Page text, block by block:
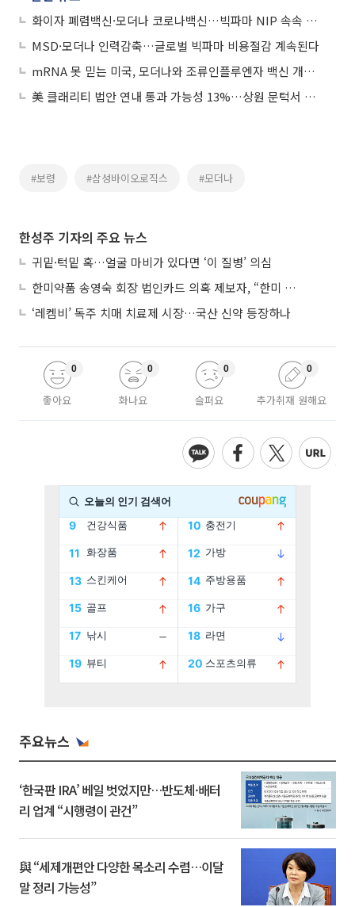
화이자 폐렴백신·모더나 코로나백신…빅파마 NIP 속속 확대
MSD·모더나 인력감축…글로벌 빅파마 비용절감 계속된다
mRNA 못 믿는 미국, 모더나와 조류인플루엔자 백신 개발 계약 해지
美 클래리티 법안 연내 통과 가능성 13%…상원 문턱서 제동
#보령 #삼성바이오로직스 #모더나
한성주 기자의 주요 뉴스
귀밑·턱밑 혹…얼굴 마비가 있다면 ‘이 질병’ 의심
한미약품 송영숙 회장 법인카드 의혹 제보자, “한미 잘 되기 바라는 마음”
‘레켐비’ 독주 치매 치료제 시장…국산 신약 등장하나
좋아요
0
화나요
0
슬퍼요
0
추가취재 원해요
0
주요뉴스
‘한국판 IRA’ 베일 벗었지만…반도체·배터
리 업계 “시행령이 관건”
與 “세제개편안 다양한 목소리 수렴…이달
말 정리 가능성”